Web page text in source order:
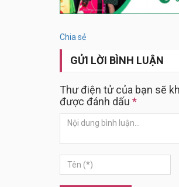
Chia sẻ
GỬI LỜI BÌNH LUẬN
Thư điện tử của bạn sẽ
được đánh dấu *